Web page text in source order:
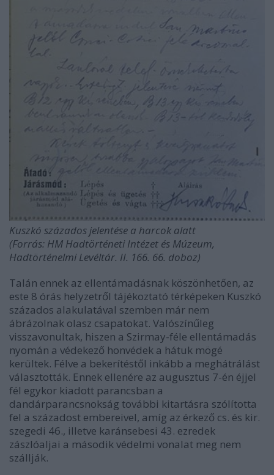
Kuszkó százados jelentése a harcok alatt
(Forrás: HM Hadtörténeti Intézet és Múzeum,
Hadtörténelmi Levéltár. II. 166. 66. doboz)
Talán ennek az ellentámadásnak köszönhetően, az
este 8 órás helyzetről tájékoztató térképeken Kuszkó
százados alakulatával szemben már nem
ábrázolnak olasz csapatokat. Valószínűleg
visszavonultak, hiszen a Szirmay-féle ellentámadás
nyomán a védekező honvédek a hátuk mögé
kerültek. Félve a bekerítéstől inkább a meghátrálást
választották. Ennek ellenére az augusztus 7-én éjjel
fél egykor kiadott parancsban a
dandárparancsnokság további kitartásra szólította
fel a századost embereivel, amíg az érkező cs. és kir.
szegedi 46., illetve karánsebesi 43. ezredek
zászlóaljai a második védelmi vonalat meg nem
szállják.